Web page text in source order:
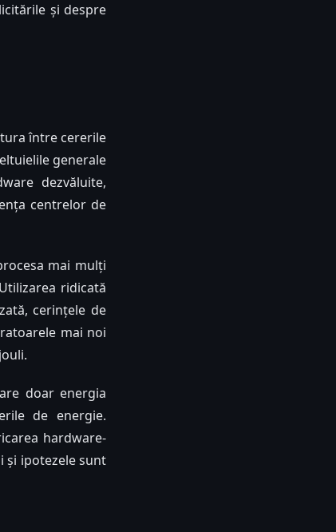
și despre
între cererile
generale
dezvăluite,
centrelor de
mai mulți
ridicată
cerințele de
mai noi
doar energia
de energie.
hardware-
și ipotezele sunt